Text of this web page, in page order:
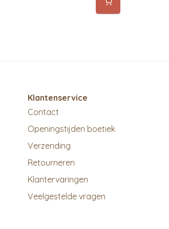
Klantenservice
Contact
Openingstijden boetiek
Verzending
Retourneren
Klantervaringen
Veelgestelde vragen